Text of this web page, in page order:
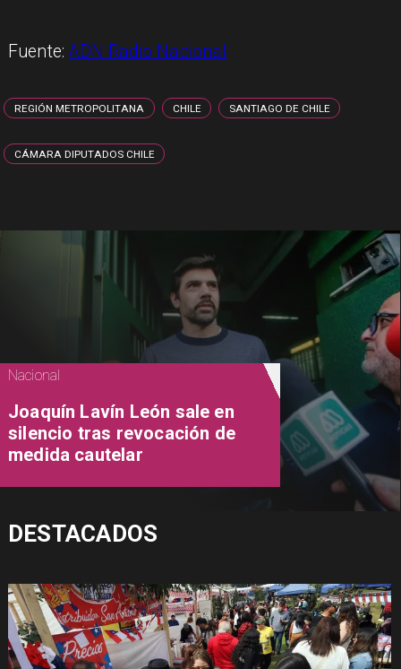
Fuente:ADN Radio Nacional
REGIÓN METROPOLITANA CHILE SANTIAGO DE CHILE
CÁMARA DIPUTADOS CHILE
Nacional
Joaquín Lavín León sale en
silencio tras revocación de
medida cautelar
DESTACADOS